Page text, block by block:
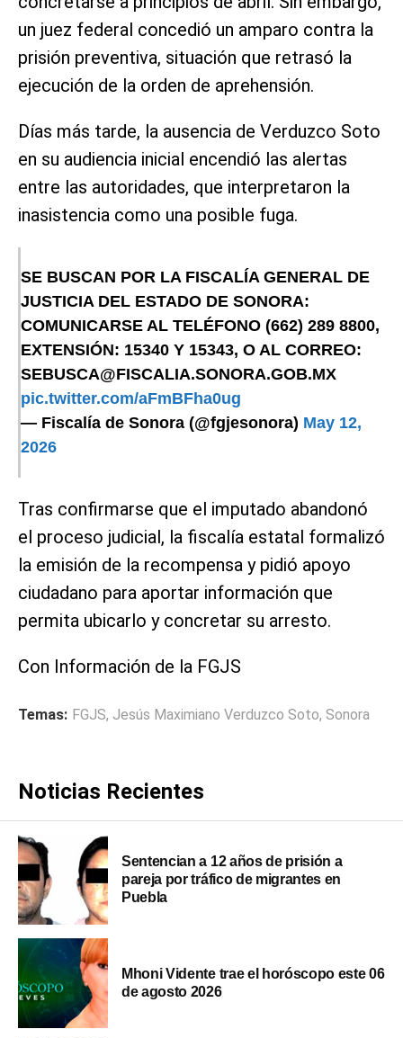
un juez federal concedió un amparo contra la
prisión preventiva, situación que retrasó la
ejecución de la orden de aprehensión.
Días más tarde, la ausencia de Verduzco Soto
en su audiencia inicial encendió las alertas
entre las autoridades, que interpretaron la
inasistencia como una posible fuga.
SE BUSCAN POR LA FISCALÍA GENERAL DE
JUSTICIA DEL ESTADO DE SONORA:
COMUNICARSE AL TELÉFONO (662) 289 8800,
EXTENSIÓN: 15340 Y 15343, O AL CORREO:
SEBUSCA@FISCALIA.SONORA.GOB.MX
pic.twitter.com/aFmBFha0ug
— Fiscalía de Sonora (@fgjesonora) May 12,
2026
Tras confirmarse que el imputado abandonó
el proceso judicial, la fiscalía estatal formalizó
la emisión de la recompensa y pidió apoyo
ciudadano para aportar información que
permita ubicarlo y concretar su arresto.
Con Información de la FGJS
Temas: FGJS, Jesús Maximiano Verduzco Soto, Sonora
Noticias Recientes
Sentencian a 12 años de prisión a
pareja por tráfico de migrantes en
Puebla
Mhoni Vidente trae el horóscopo este 06
de agosto 2026